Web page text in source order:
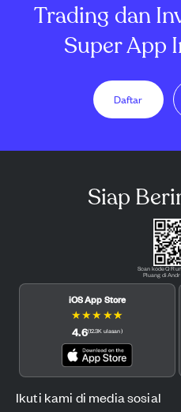
Trading dan
Super App
Daftar
Siap
Scan kode QR
Pluang di
iOS App Store
★★★ ★★
4.6(12.3K ulasan)
Ikuti kami di media sosial